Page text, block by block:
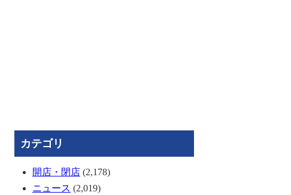
カテゴリ
開店・閉店 (2,178)
ニュース (2,019)